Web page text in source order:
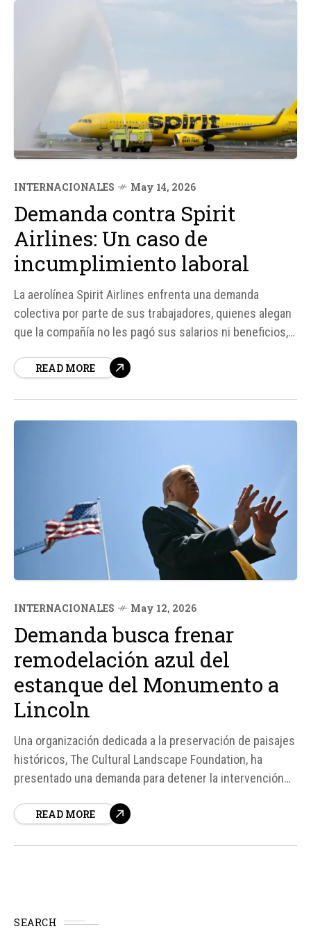
INTERNACIONALES May 14, 2026
Demanda contra Spirit
Airlines: Un caso de
incumplimiento laboral
La aerolínea Spirit Airlines enfrenta una demanda
colectiva por parte de sus trabajadores, quienes alegan
que la compañía no les pagó sus salarios ni beneficios, y
operaciones ocurrido el 2 de mayo. La demanda, que
READ MORE
INTERNACIONALES May 12, 2026
Demanda busca frenar
remodelación azul del
estanque del Monumento a
Lincoln
Una organización dedicada a la preservación de paisajes
históricos, The Cultural Landscape Foundation, ha
presentado una demanda para detener la intervención
estanque reflectante del Monumento a Lincoln en
READ MORE
SEARCH